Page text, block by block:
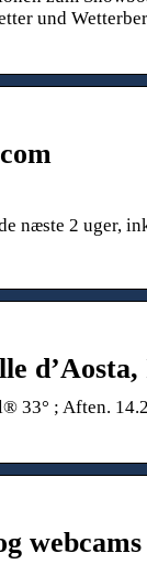
und
næste 2 uger,
33° ; Aften.
webcams